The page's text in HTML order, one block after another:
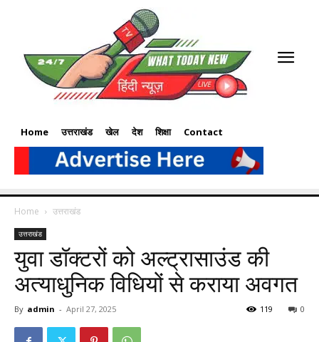
Home उत्तराखंड खेल देश शिक्षा Contact
Home उत्तराखंड
उत्तराखंड
युवा डॉक्टरों को अल्ट्रासाउंड की
अत्याधुनिक विधियों से कराया अवगत
By admin - April 27, 2025 0
119